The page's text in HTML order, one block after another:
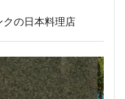
クの日本料理店